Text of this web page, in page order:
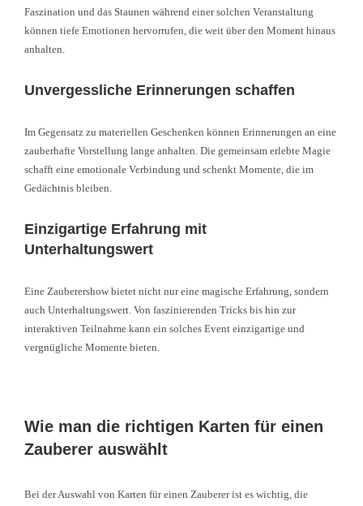
Faszination und das Staunen während einer solchen Veranstaltung
können tiefe Emotionen hervorrufen, die weit über den Moment hinaus
anhalten.
Unvergessliche Erinnerungen schaffen
Im Gegensatz zu materiellen Geschenken können Erinnerungen an eine
zauberhafte Vorstellung lange anhalten. Die gemeinsam erlebte Magie
schafft eine emotionale Verbindung und schenkt Momente, die im
Gedächtnis bleiben.
Einzigartige Erfahrung mit
Unterhaltungswert
Eine Zauberershow bietet nicht nur eine magische Erfahrung, sondern
auch Unterhaltungswert. Von faszinierenden Tricks bis hin zur
interaktiven Teilnahme kann ein solches Event einzigartige und
vergnügliche Momente bieten.
Wie man die richtigen Karten für einen
Zauberer auswählt
Bei der Auswahl von Karten für einen Zauberer ist es wichtig, die